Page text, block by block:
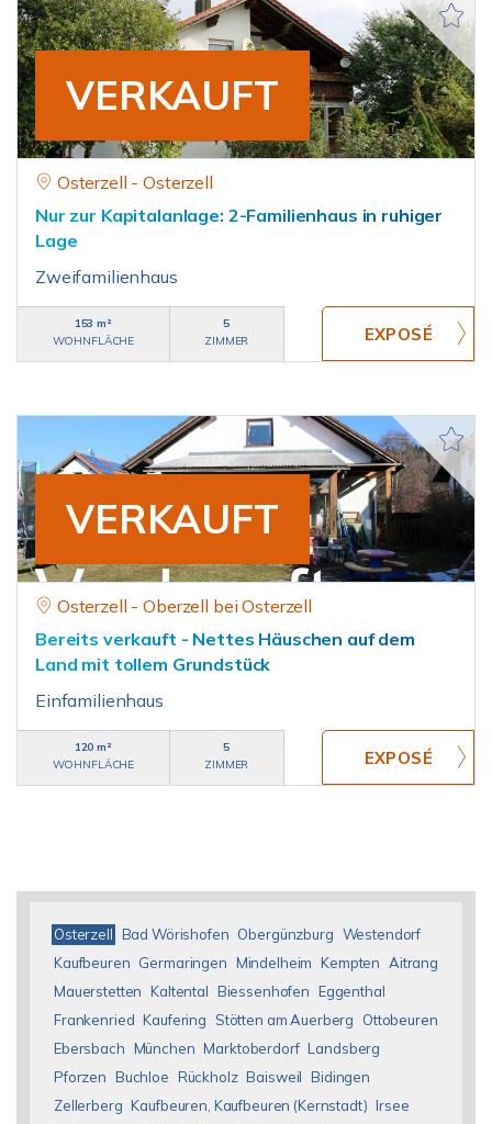
VERKAUFT
Osterzell - Osterzell
Nur zur Kapitalanlage: 2-Familienhaus in ruhiger
Lage
Zweifamilienhaus
153 m²
WOHNFLÄCHE
5
ZIMMER
VERKAUFT
Osterzell - Oberzell bei Osterzell
Bereits verkauft - Nettes Häuschen auf dem
Land mit tollem Grundstück
Einfamilienhaus
120 m²
WOHNFLÄCHE
5
ZIMMER
Osterzell Bad Wörishofen Obergünzburg Westendorf
Kaufbeuren Germaringen Mindelheim Kempten Aitrang
Mauerstetten Kaltental Biessenhofen Eggenthal
Frankenried Kaufering Stötten am Auerberg
Ottobeuren
Ebersbach München Marktoberdorf Landsberg
Pforzen Buchloe Rückholz Baisweil Bidingen
Zellerberg Kaufbeuren, Kaufbeuren (Kernstadt) Irsee